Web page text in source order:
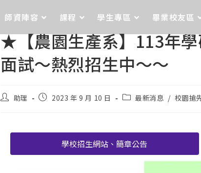
師資陣容 課程 學生專區 畢業校友區
★【農園生產系】113年
面試～熱烈招生中～～
助理 2023 年 9 月 10 日 最新消息 / 校園搶
學校招生網站、簡章公告